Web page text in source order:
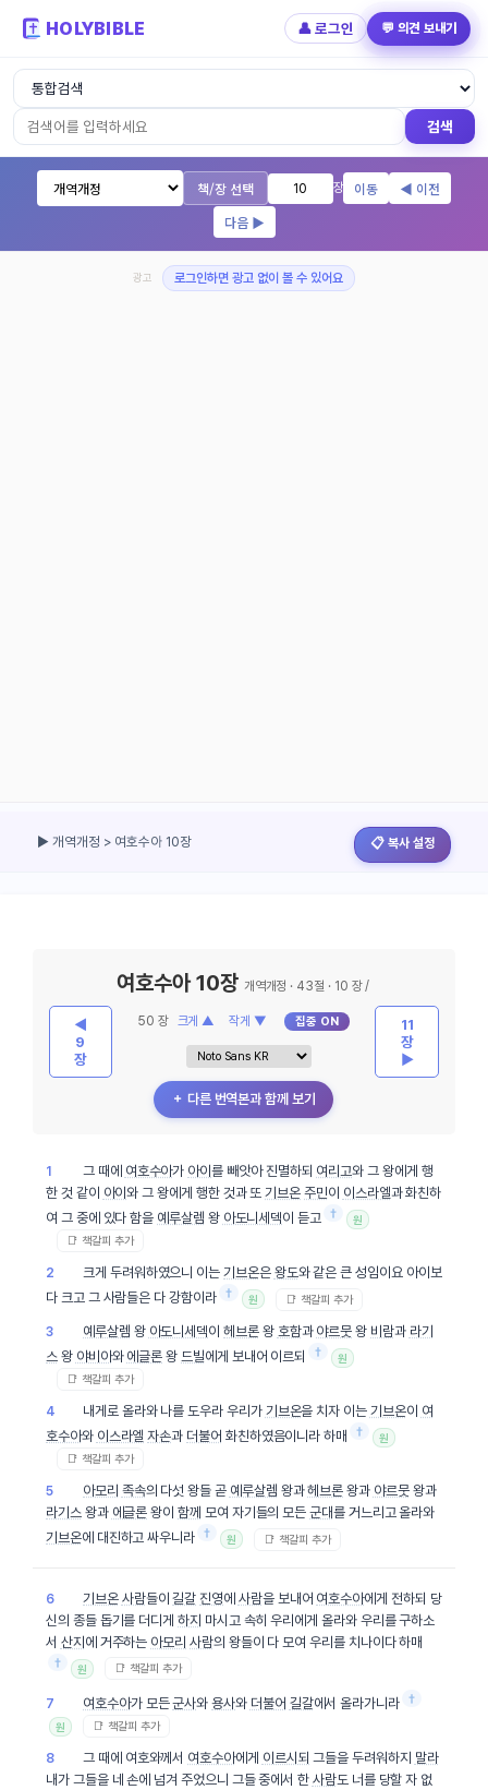
HOLYBIBLE 👤 로그인 💬 의견 보내기
성경읽기 - 개역개정 개역한글 NIV KJV
검색
책/장 선택 장 이동
◀ 이전
다음 ▶
광고 로그인하면 광고 없이 볼 수 있어요
▶ 개역개정 > 여호수아 10장 📋 복사 설정
◀
9
장
여호수아 10장 개역개정 · 43절 · 10 장 /
50 장 크게 ▲ 작게 ▼ 집중 ON
＋ 다른 번역본과 함께 보기
11
장
▶
1 그 때에 여호수아가 아이를 빼앗아 진멸하되 여리고와 그 왕에게 행
한 것 같이 아이와 그 왕에게 행한 것과 또기브온 주민이 이스라엘과 화친하
여 그 중에 있다 함을 예루살렘 왕 아도니세덱이 듣고 † 원
📑 책갈피 추가
2 크게 두려워하였으니 이는기브온은 왕도와 같은 큰 성임이요 아이보
다 크고 그 사람들은 다 강함이라 † 원 📑 책갈피 추가
3 예루살렘 왕 아도니세덱이헤브론왕 호함과 야르뭇 왕 비람과 라기
스왕 야비아와 에글론 왕 드빌에게 보내어 이르되 † 원
📑 책갈피 추가
4 내게로 올라와 나를 도우라 우리가 기브온을 치자 이는 기브온이 여
호수아와 이스라엘 자손과 더불어 화친하였음이니라 하매 † 원
📑 책갈피 추가
5 아모리 족속의 다섯 왕들 곧 예루살렘 왕과헤브론 왕과 야르뭇왕과
라기스왕과 에글론 왕이함께 모여 자기들의 모든군대를 거느리고 올라와
기브온에 대진하고 싸우니라 † 원 📑 책갈피 추가
6 기브온 사람들이길갈 진영에 사람을 보내어 여호수아에게 전하되 당
신의 종들 돕기를 더디게하지 마시고 속히 우리에게 올라와 우리를 구하소
서 산지에 거주하는 아모리 사람의 왕들이 다 모여 우리를 치나이다 하매
†
원 📑 책갈피 추가
7 여호수아가 모든군사와용사와 더불어 길갈에서 올라가니라 †
원 📑 책갈피 추가
8 그 때에 여호와께서 여호수아에게 이르시되 그들을 두려워하지 말라
내가 그들을 네 손에 넘겨 주었으니 그들 중에서 한 사람도 너를 당할 자 없